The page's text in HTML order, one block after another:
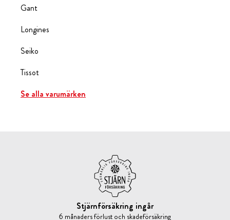
Gant
Longines
Seiko
Tissot
Se alla varumärken
Stjärnförsäkring ingår
6 månaders förlust och skadeförsäkring